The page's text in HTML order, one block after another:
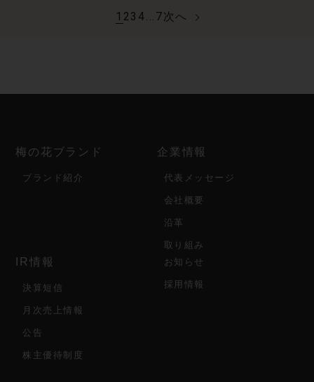
1 23 4... 7次へ
梅の花ブランド
ブランド紹介
企業情報
代表メッセージ
会社概要
沿革
取り組み
IR情報
決算短信
月次売上情報
公告
株主優待制度
お知らせ
採用情報